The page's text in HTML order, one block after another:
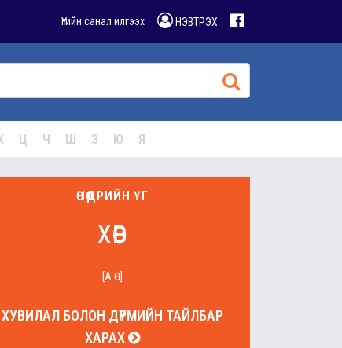
Үгийн санал илгээх НЭВТРЭХ
Ц Ч Ш Э Ю Я
ӨНӨӨДРИЙН ҮГ
хөв
[А.Ө]
ХУВИЛАЛ БОЛОН ДҮРМИЙН ТАЙЛБАР
ХАРАХ